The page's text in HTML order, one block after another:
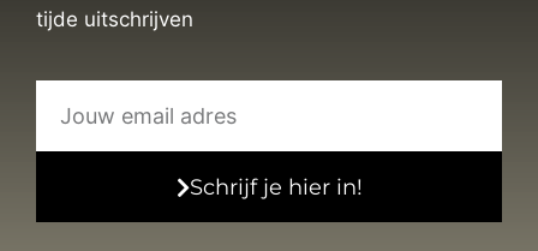
tijde uitschrijven
Schrijf je hier in!